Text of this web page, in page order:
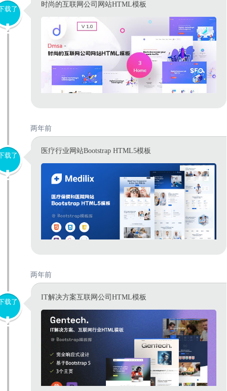
载了
时尚的互联网公司网站HTML模板
两年前
载了
医疗行业网站Bootstrap HTML5模板
两年前
载了
IT解决方案互联网公司HTML模板